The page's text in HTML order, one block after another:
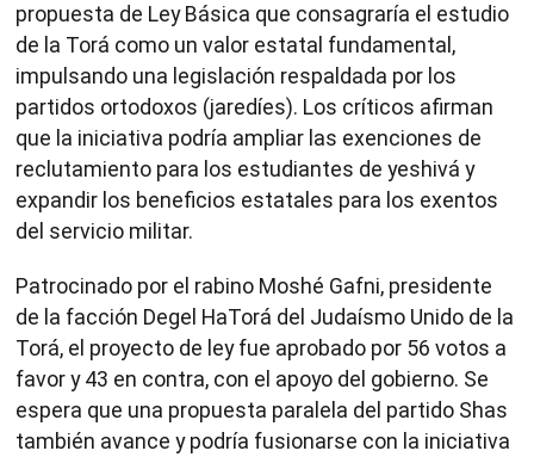
propuesta de Ley Básica que consagraría el estudio
de la Torá como un valor estatal fundamental,
impulsando una legislación respaldada por los
partidos ortodoxos (jaredíes). Los críticos afirman
que la iniciativa podría ampliar las exenciones de
reclutamiento para los estudiantes de yeshivá y
expandir los beneficios estatales para los exentos
del servicio militar.
Patrocinado por el rabino Moshé Gafni, presidente
de la facción Degel HaTorá del Judaísmo Unido de la
Torá, el proyecto de ley fue aprobado por 56 votos a
favor y 43 en contra, con el apoyo del gobierno. Se
espera que una propuesta paralela del partido Shas
también avance y podría fusionarse con la iniciativa